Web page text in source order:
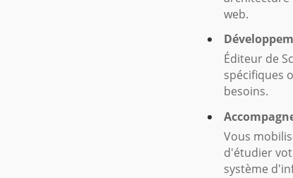
web.
Éditeur de
spécifiques
besoins.
Vous
d'étudier
système